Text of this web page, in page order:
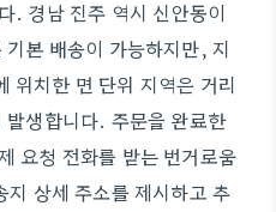
. 경남 진주 역시 신안동이
본 배송이 가능하지만, 지
위치한 면 단위 지역은 거리
생합니다. 주문을 완료한
요청 전화를 받는 번거로움
상세 주소를 제시하고 추